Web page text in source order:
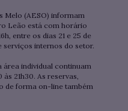
Melo (AESO) informam
Leão está com horário
entre os dias 21 e 25 de
serviços internos do setor.
área individual continuam
21h30. As reservas,
de forma on-line também